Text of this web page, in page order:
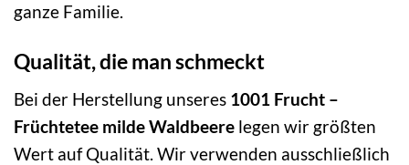
ganze Familie.
Qualität, die man schmeckt
Bei der Herstellung unseres 1001 Frucht –
Früchtetee milde Waldbeere legen wir größten
Wert auf Qualität. Wir verwenden ausschließlich